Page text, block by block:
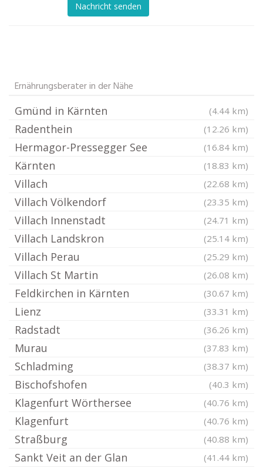
Nachricht senden
Ernährungsberater in der Nähe
Gmünd in Kärnten (4.44 km)
Radenthein (12.26 km)
Hermagor-Pressegger See (16.84 km)
Kärnten (18.83 km)
Villach (22.68 km)
Villach Völkendorf (23.35 km)
Villach Innenstadt (24.71 km)
Villach Landskron (25.14 km)
Villach Perau (25.29 km)
Villach St Martin (26.08 km)
Feldkirchen in Kärnten (30.67 km)
Lienz (33.31 km)
Radstadt (36.26 km)
Murau (37.83 km)
Schladming (38.37 km)
Bischofshofen (40.3 km)
Klagenfurt Wörthersee (40.76 km)
Klagenfurt (40.76 km)
Straßburg (40.88 km)
Sankt Veit an der Glan (41.44 km)